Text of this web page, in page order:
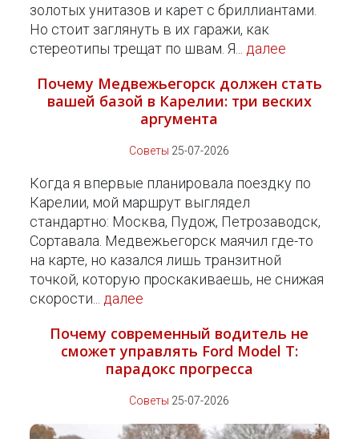
золотых унитазов и карет с бриллиантами.
Но стоит заглянуть в их гаражи, как
стереотипы трещат по швам. Я... далее
Почему Медвежьегорск должен стать
вашей базой в Карелии: три веских
аргумента
Советы 25-07-2026
Когда я впервые планировала поездку по
Карелии, мой маршрут выглядел
стандартно: Москва, Пудож, Петрозаводск,
Сортавала. Медвежьегорск маячил где-то
на карте, но казался лишь транзитной
точкой, которую проскакиваешь, не снижая
скорости... далее
Почему современный водитель не
сможет управлять Ford Model T:
парадокс прогресса
Советы 25-07-2026